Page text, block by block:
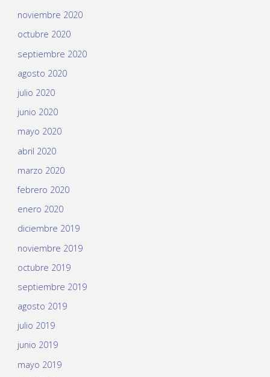
noviembre 2020
octubre 2020
septiembre 2020
agosto 2020
julio 2020
junio 2020
mayo 2020
abril 2020
marzo 2020
febrero 2020
enero 2020
diciembre 2019
noviembre 2019
octubre 2019
septiembre 2019
agosto 2019
julio 2019
junio 2019
mayo 2019